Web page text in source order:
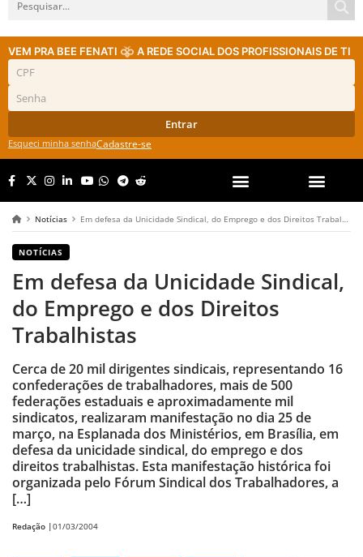
VEM PRA BEE FENATI A REDE SOCIAL DOS PROFISSIONAIS DE TI
Entrar
Esqueci minha senhaCadastre-se
Notícias Em defesa da Unicidade Sindical, do Emprego e dos Direitos Trabalhistas
NOTÍCIAS
Em defesa da Unicidade Sindical,
do Emprego e dos Direitos
Trabalhistas
Cerca de 20 mil dirigentes sindicais, representando 16
confederações de trabalhadores, mais de 500
federações estaduais e aproximadamente mil
sindicatos, realizaram manifestação no dia 25 de
março, na Esplanada dos Ministérios, em Brasília, em
defesa da unicidade sindical, do emprego e dos
direitos trabalhistas. Esta manifestação histórica foi
organizada pelo Fórum Sindical dos Trabalhadores, a
[…]
Redação |01/03/2004